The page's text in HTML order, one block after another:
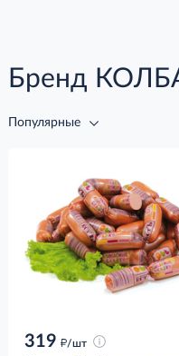
Бренд
Популярные
319 д/шт